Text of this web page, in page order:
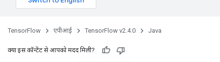
TensorFlow एपीआई TensorFlow v2.4.0 Java
क्या इस कॉन्टेंट से आपको मदद मिली?